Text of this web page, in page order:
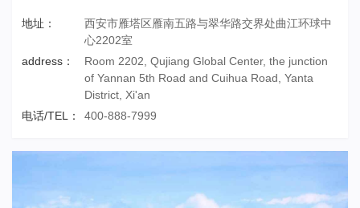
地址：
西安市雁塔区雁南五路与翠华路交界处曲江环球中
心2202室
address：
Room 2202, Qujiang Global Center, the junction
of Yannan 5th Road and Cuihua Road, Yanta
District, Xi'an
电话/TEL：
400-888-7999